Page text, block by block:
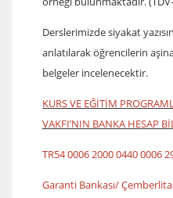
Derslerimizde siyakat
anlatılarak öğrencilerin
belgeler incelenecektir.
KURS VE EĞİTİM
VAKFI’NIN BANKA HESAP
TR54 0006 2000 0440 0006
Garanti Bankası/